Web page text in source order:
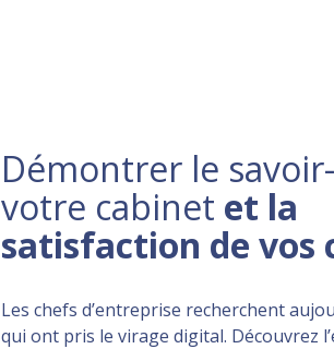
Démontrer le
votre cabinet et la
satisfaction de vos
Les chefs d’entreprise recherchent
qui ont pris le virage digital. Découvrez